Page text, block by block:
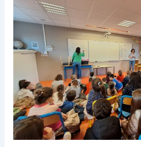
santé
cycle
2